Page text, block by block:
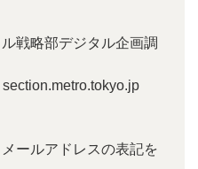
戦略部デジタル企画調
ールアドレスの表記を